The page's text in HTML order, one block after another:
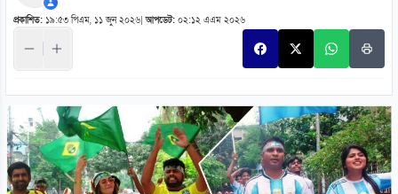
প্রকাশিত: ১৯:৫৩ পিএম, ১১ জুন ২০২৬ |আপডেট: ০২:১২ এএম ২০২৬